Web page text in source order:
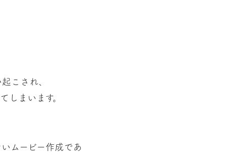
こされ、
しまいます。
ムービー作成であ